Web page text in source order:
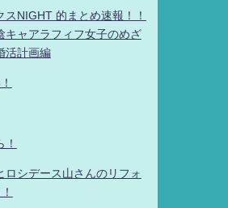
スNIGHT 的まとめ速報！！
キャアラフィフ女子のめざ
活計画編
ロシデース山さんのリフォ